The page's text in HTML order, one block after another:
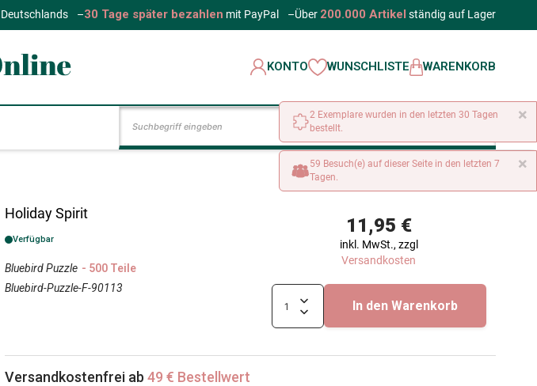
–30 Tage später bezahlen mit PayPal –Über 200.000 Artikel ständig auf Lager
KONTO WUNSCHLISTE WARENKORB
Holiday Spirit
Verfügbar
Bluebird Puzzle - 500 Teile
Bluebird-Puzzle-F-90113
11,95 €
inkl. MwSt., zzgl
Versandkosten
In den Warenkorb
Versandkostenfrei ab 49 € Bestellwert
×
2 Exemplare wurden in den letzten 30 Tagen
bestellt.
×
59 Besuch(e) auf dieser Seite in den letzten 7
Tagen.